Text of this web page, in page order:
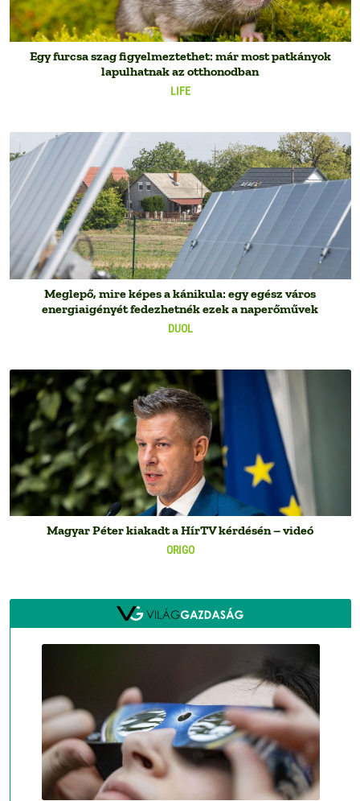
LIFE
Egy furcsa szag figyelmeztethet: már most patkányok
lapulhatnak az otthonodban
DUOL
Meglepő, mire képes a kánikula: egy egész város
energiaigényét fedezhetnék ezek a naperőművek
ORIGO
Magyar Péter kiakadt a HírTV kérdésén – videó